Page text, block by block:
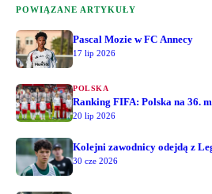
POWIĄZANE ARTYKUŁY
Pascal Mozie w FC Annecy
17 lip 2026
POLSKA
Ranking FIFA: Polska na 36.
20 lip 2026
Kolejni zawodnicy odejdą z
30 cze 2026